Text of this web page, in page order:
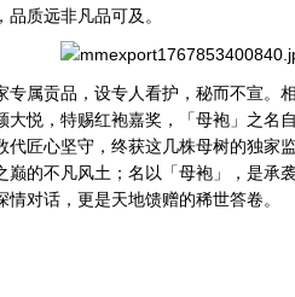
质远非凡品可及。
专属贡品，设专人看护，秘而不宣。
大悦，特赐红袍嘉奖，「母袍」之名
代匠心坚守，终获这几株母树的独家
巅的不凡风土；名以「母袍」，是承
对话，更是天地馈赠的稀世答卷。